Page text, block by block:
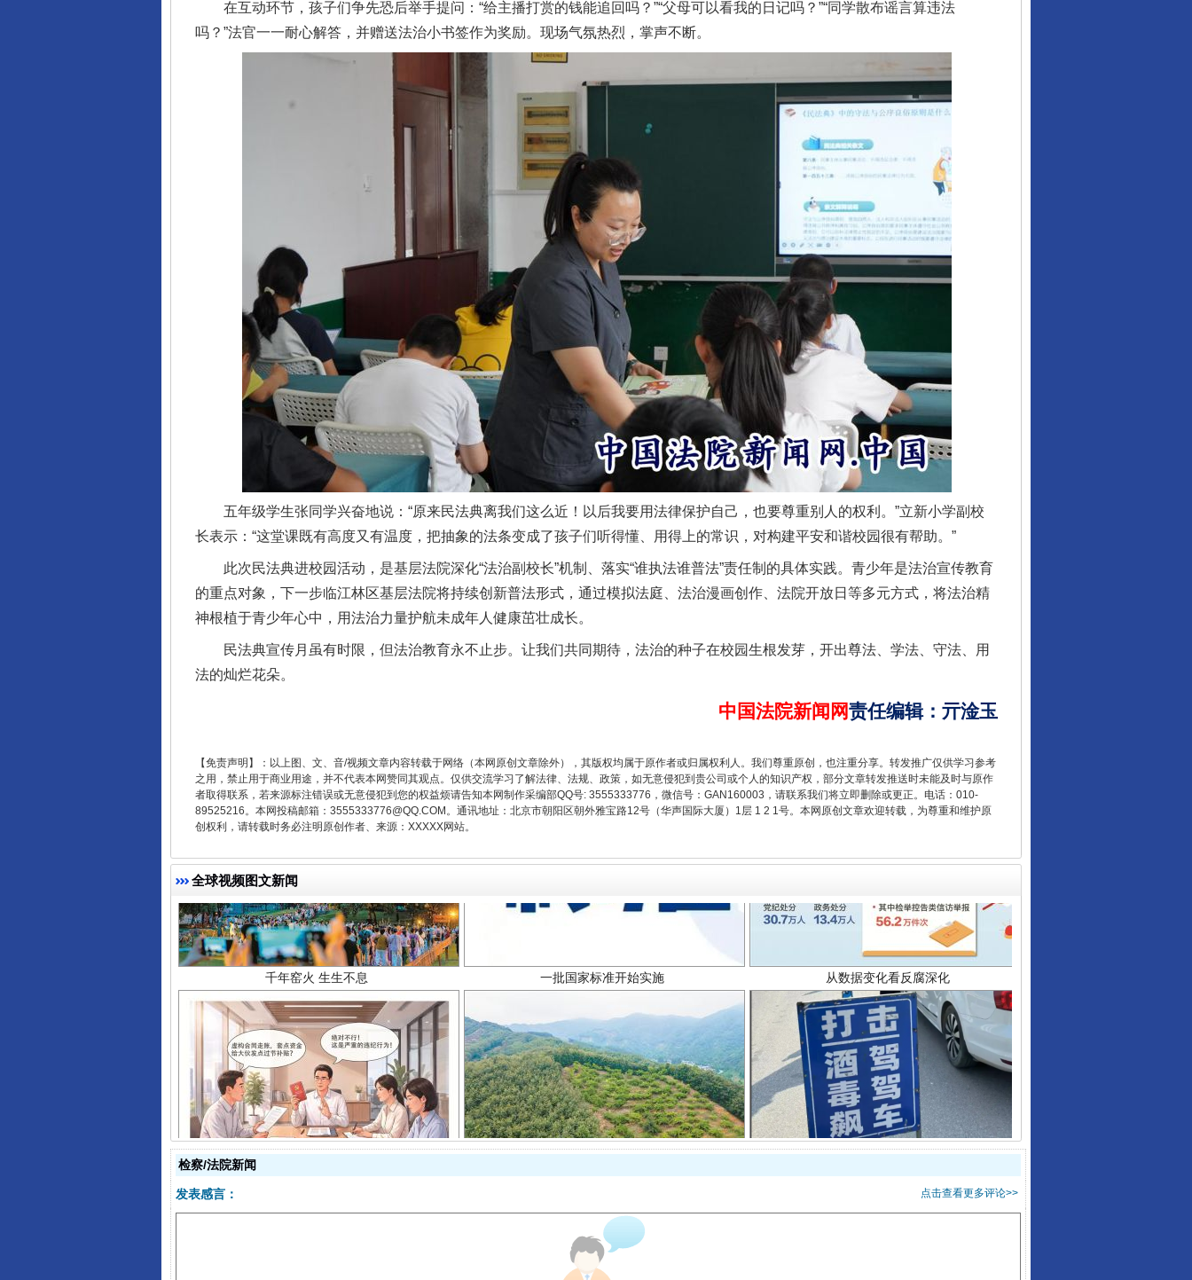
在互动环节，孩子们争先恐后举手提问：“给主播打赏的钱能追回吗？”“父母可以看我的日记吗？”“同学散布谣言算违法
吗？”法官一一耐心解答，并赠送法治小书签作为奖励。现场气氛热烈，掌声不断。
五年级学生张同学兴奋地说：“原来民法典离我们这么近！以后我要用法律保护自己，也要尊重别人的权利。”立新小学副校
长表示：“这堂课既有高度又有温度，把抽象的法条变成了孩子们听得懂、用得上的常识，对构建平安和谐校园很有帮助。”
此次民法典进校园活动，是基层法院深化“法治副校长”机制、落实“谁执法谁普法”责任制的具体实践。青少年是法治宣传教育
的重点对象，下一步临江林区基层法院将持续创新普法形式，通过模拟法庭、法治漫画创作、法院开放日等多元方式，将法治精
神根植于青少年心中，用法治力量护航未成年人健康茁壮成长。
民法典宣传月虽有时限，但法治教育永不止步。让我们共同期待，法治的种子在校园生根发芽，开出尊法、学法、守法、用
法的灿烂花朵。
中国法院新闻网责任编辑： 亓淦玉
【免责声明】：以上图、文、音/视频文章内容转载于网络（本网原创文章除外），其版权均属于原作者或归属权利人。我们尊重原创，也注重分享。转发推广仅供学习参考
之用，禁止用于商业用途，并不代表本网赞同其观点。仅供交流学习了解法律、法规、政策，如无意侵犯到贵公司或个人的知识产权，部分文章转发推送时未能及时与原作
者取得联系，若来源标注错误或无意侵犯到您的权益烦请告知本网制作采编部QQ号: 3555333776，微信号：GAN160003，请联系我们将立即删除或更正。电话：010-
89525216。本网投稿邮箱：3555333776@QQ.COM。通讯地址：北京市朝阳区朝外雅宝路12号（华声国际大厦）1层 1 2 1号。本网原创文章欢迎转载，为尊重和维护原
创权利，请转载时务必注明原创作者、来源：XXXXX网站。
全球视频图文新闻
完善运行机制助力责任有效落实 一纸欠条伤亲情 巡回调解促和解.. 行业协会接连发公告
揭开“小金库”的免责幌子 以产业富民促振兴 酒驾未被当场查获能处罚吗
检察/法院新闻
点击查看更多评论>>
发表感言：